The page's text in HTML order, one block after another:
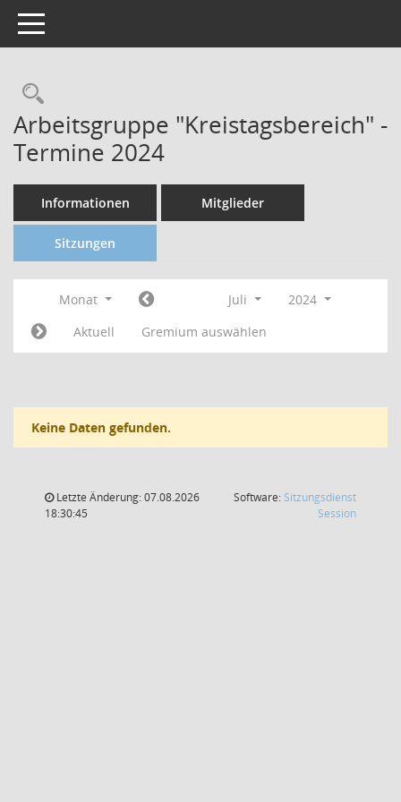
Toggle navigation
Arbeitsgruppe "Kreistagsbereich" -
Termine 2024
Informationen Mitglieder
Sitzungen
Monat Juli
2024
Aktuell
Gremium auswählen
Keine Daten gefunden.
Letzte Änderung: 07.08.2026
18:30:45
Software: Sitzungsdienst
Session(Wird in